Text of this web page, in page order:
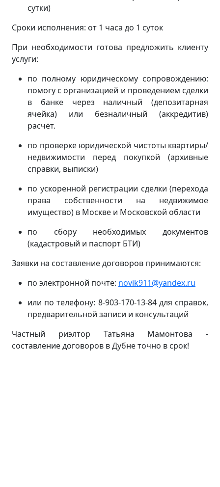
сутки)
Сроки исполнения: от 1 часа до 1 суток
При необходимости готова предложить клиенту
услуги:
по полному юридическому сопровождению:
помогу с организацией и проведением сделки
в банке через наличный (депозитарная
ячейка) или безналичный (аккредитив)
расчёт.
по проверке юридической чистоты квартиры/
недвижимости перед покупкой (архивные
справки, выписки)
по ускоренной регистрации сделки (перехода
права собственности на недвижимое
имущество) в Москве и Московской области
по сбору необходимых документов
(кадастровый и паспорт БТИ)
Заявки на составление договоров принимаются:
по электронной почте: novik911@yandex.ru
или по телефону: 8-903-170-13-84 для справок,
предварительной записи и консультаций
Частный риэлтор Татьяна Мамонтова -
составление договоров в Дубне точно в срок!